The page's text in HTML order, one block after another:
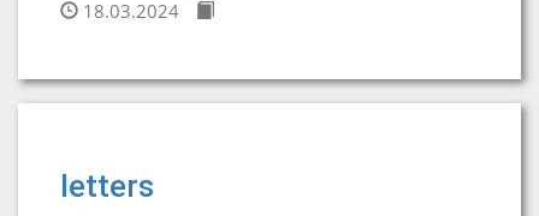
18.03.2024
letters